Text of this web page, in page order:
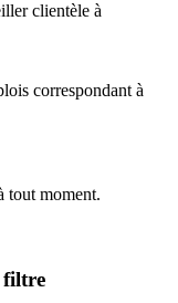
clientèle à
correspondant à
tout moment.
filtre